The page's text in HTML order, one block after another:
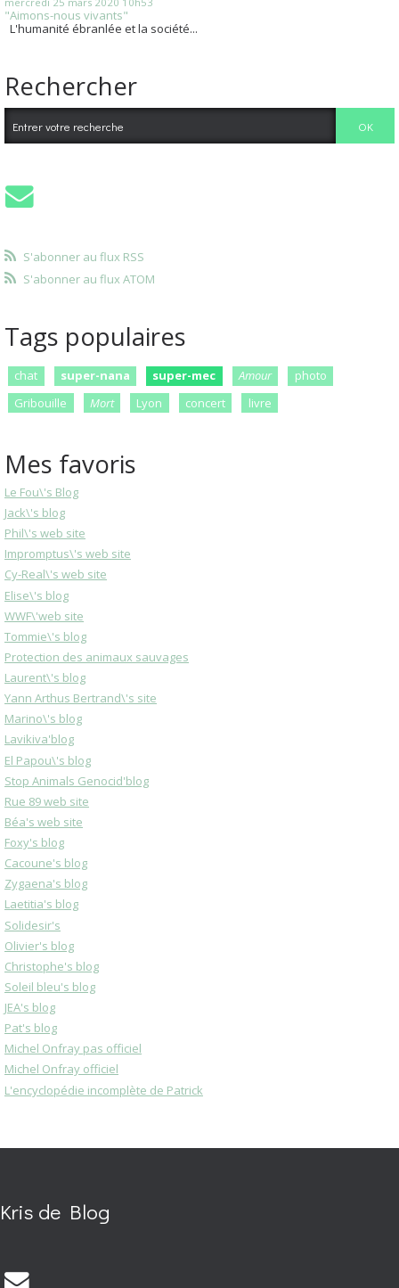
"Aimons-nous vivants"
L'humanité ébranlée et la société...
Rechercher
S'abonner au flux RSS
S'abonner au flux ATOM
Tags populaires
chat super-nana super-mec Amour
photo
Gribouille
Mort Lyon concert livre
Mes favoris
Le Fou\'s Blog
Jack\'s blog
Phil\'s web site
Impromptus\'s web site
Cy-Real\'s web site
Elise\'s blog
WWF\'web site
Tommie\'s blog
Protection des animaux sauvages
Laurent\'s blog
Yann Arthus Bertrand\'s site
Marino\'s blog
Lavikiva'blog
El Papou\'s blog
Stop Animals Genocid'blog
Rue 89 web site
Béa's web site
Foxy's blog
Cacoune's blog
Zygaena's blog
Laetitia's blog
Solidesir's
Olivier's blog
Christophe's blog
Soleil bleu's blog
JEA's blog
Pat's blog
Michel Onfray pas officiel
Michel Onfray officiel
L'encyclopédie incomplète de Patrick
Kris de Blog